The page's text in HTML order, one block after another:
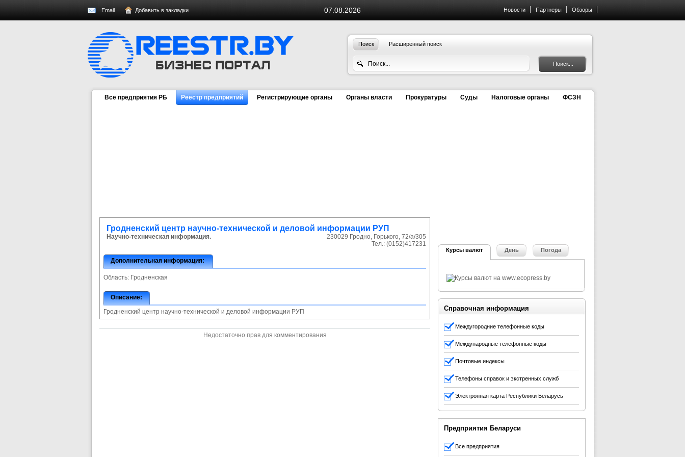
07.08.2026
Email Добавить в закладки Новости Партнеры Обзоры
Поиск Расширенный поиск
Все предприятия РБ Реестр предприятий Регистрирующие органы Органы власти Прокуратуры Суды Налоговые органы ФСЗН
Гродненский центр научно-технической и деловой информации РУП
Научно-техническая информация. 230029 Гродно, Горького, 72/а/305
Тел.: (0152)417231
Дополнительная информация:
Область: Гродненская
Описание:
Гродненский центр научно-технической и деловой информации РУП
Недостаточно прав для комментирования
Курсы валют День Погода
Справочная информация
Междугородние телефонные коды
Международные телефонные коды
Почтовые индексы
Телефоны справок и экстренных служб
Электронная карта Республики Беларусь
Предприятия Беларуси
Все предприятия